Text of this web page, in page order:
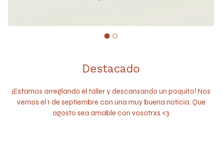
Destacado
¡Estamos arreglando el taller y descansando un poquito! Nos
vemos el 1 de septiembre con una muy buena noticia. Que
agosto sea amable con vosotrxs <3